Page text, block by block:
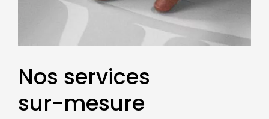
Nos services
sur-mesure